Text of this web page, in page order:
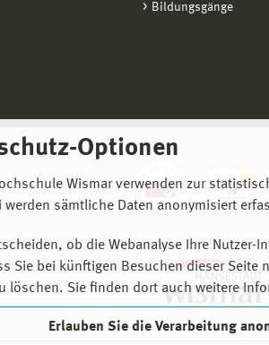
Optionen
Wismar verwenden zur
werden sämtliche Daten anonymisiert
ob die Webanalyse Ihre
Sie bei künftigen Besuchen dieser Seite
löschen. Sie finden dort auch weitere
Erlauben Sie die Verarbeitung
Bildungsgänge